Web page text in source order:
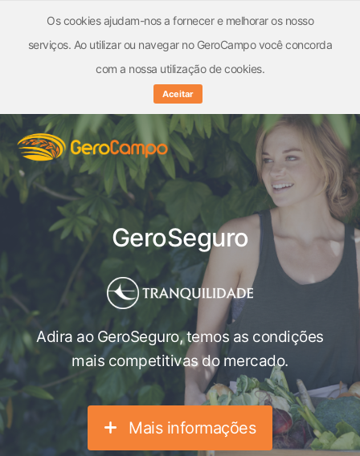
Os cookies ajudam-nos a fornecer e melhorar os nosso
serviços. Ao utilizar ou navegar no GeroCampo você concorda
com a nossa utilização de cookies.
Aceitar
GeroSeguro
Adira ao GeroSeguro, temos as condições
mais competitivas do mercado.
Mais informações